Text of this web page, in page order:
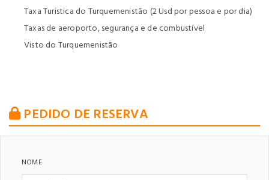
Taxa Turistica do Turquemenistão (2 Usd por pessoa e por dia)
Taxas de aeroporto, segurança e de combustível
Visto do Turquemenistão
PEDIDO DE RESERVA
NOME